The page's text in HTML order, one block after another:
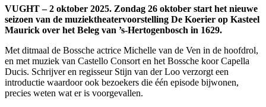
VUGHT – 2 oktober 2025. Zondag 26 oktober start het nieuwe
seizoen van de muziektheatervoorstelling De Koerier op Kasteel
Maurick over het Beleg van ’s-Hertogenbosch in 1629.
Met ditmaal de Bossche actrice Michelle van de Ven in de hoofdrol,
en met muziek van Castello Consort en het Bossche koor Capella
Ducis. Schrijver en regisseur Stijn van der Loo verzorgt een
introductie waardoor ook bezoekers die één episode bijwonen,
precies weten wat er is voorgevallen.